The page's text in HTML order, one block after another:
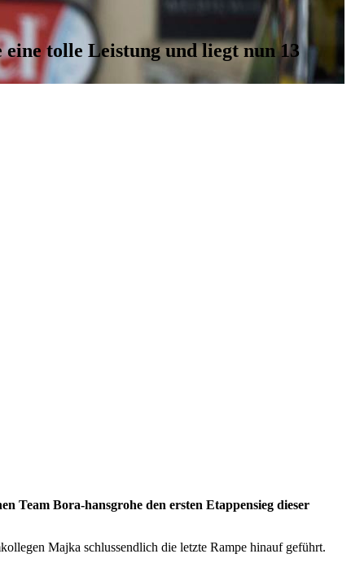
tolle Leistung und liegt nun 13
Team Bora-hansgrohe den ersten Etappensieg dieser
Majka schlussendlich die letzte Rampe hinauf geführt.